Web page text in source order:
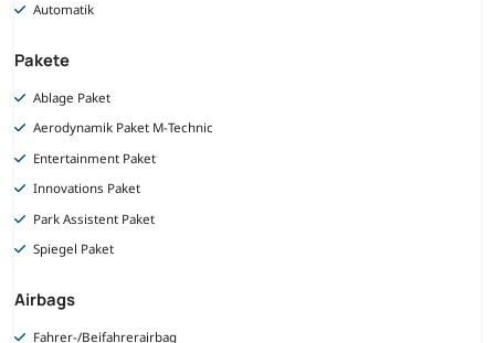
Automatik
Pakete
Ablage Paket
Aerodynamik Paket M-Technic
Entertainment Paket
Innovations Paket
Park Assistent Paket
Spiegel Paket
Airbags
Fahrer-/Beifahrerairbag